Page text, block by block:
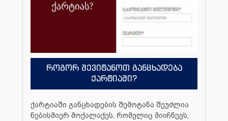
როგორ შევიტანოთ განცხადება
ქარტიაში?
ქარტიაში განცხადების შემოტანა შეუძლია
ნებისმიერ მოქალაქეს, რომელიც მიიჩნევს,